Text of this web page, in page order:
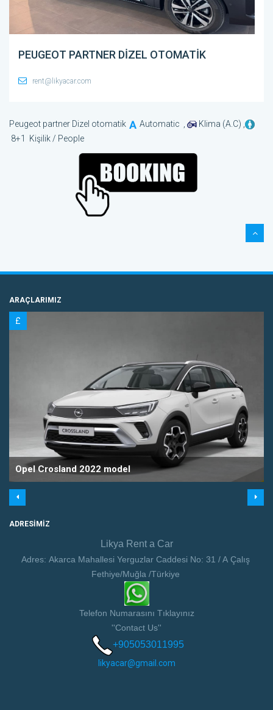
PEUGEOT PARTNER DIZEL OTOMATIK
rent@likyacar.com
Peugeot partner Dizel otomatik Automatic ,
Klima (A.C) ,
8+1 Kişilik / People
ARAÇLARIMIZ
£
Opel Crosland 2022 model
ADRESIMIZ
Likya Rent a Car
Adres: Akarca Mahallesi Yerguzlar Caddesi No: 31 / A Çalış
Fethiye/Muğla /Türkiye
Telefon Numarasını Tıklayınız
''Contact Us''
+905053011995
likyacar@gmail.com